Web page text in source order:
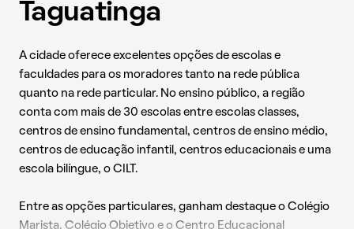
Taguatinga
A cidade oferece excelentes opções de escolas e
faculdades para os moradores tanto na rede pública
quanto na rede particular. No ensino público, a região
conta com mais de 30 escolas entre escolas classes,
centros de ensino fundamental, centros de ensino médio,
centros de educação infantil, centros educacionais e uma
escola bilíngue, o CILT.
Entre as opções particulares, ganham destaque o Colégio
Marista, Colégio Objetivo e o Centro Educacional